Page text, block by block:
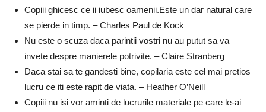
Copiii ghicesc ce ii iubesc oamenii.Este un dar natural care
se pierde in timp. – Charles Paul de Kock
Nu este o scuza daca parintii vostri nu au putut sa va
invete despre manierele potrivite. – Claire Stranberg
Daca stai sa te gandesti bine, copilaria este cel mai pretios
lucru ce iti este rapit de viata. – Heather O’Neill
Copiii nu isi vor aminti de lucrurile materiale pe care le-ai